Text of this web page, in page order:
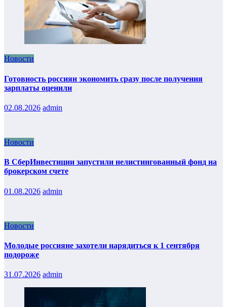
Новости
Готовность россиян экономить сразу после получения
зарплаты оценили
02.08.2026 admin
Новости
В СберИнвестиции запустили нелистингованный фонд на
брокерском счете
01.08.2026 admin
Новости
Молодые россияне захотели нарядиться к 1 сентября
подороже
31.07.2026 admin